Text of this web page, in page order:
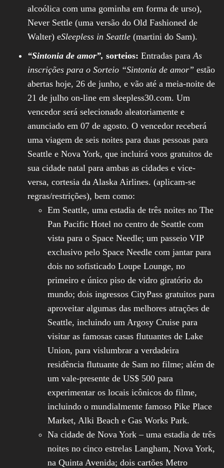
alcoólica com uma gominha em forma de urso),
Never Settle (uma versão do Old Fashioned de
Walter) eSleepless in Seattle (martini do Sam).
“Sintonia de amor”, sorteios: Entradas para As
inscrições para o Sorteio “Sintonia de amor” estão
abertas hoje, 26 de junho, e vão até a meia-noite de
21 de julho on-line em sleepless30.com. Um
vencedor será selecionado aleatoriamente e
anunciado em 07 de agosto. O vencedor receberá
uma viagem de seis noites para duas pessoas para
Seattle e Nova York, que incluirá voos gratuitos de
sua cidade natal para ambas as cidades e vice-
versa, cortesia da Alaska Airlines. (aplicam-se
regras/restrições), bem como:
Em Seattle, uma estadia de três noites no The
Pan Pacific Hotel no centro de Seattle com
vista para o Space Needle; um passeio VIP
exclusivo pelo Space Needle com jantar para
dois no sofisticado Loupe Lounge, no
primeiro e único piso de vidro giratório do
mundo; dois ingressos CityPass gratuitos para
aproveitar algumas das melhores atrações de
Seattle, incluindo um Argosy Cruise para
visitar as famosas casas flutuantes de Lake
Union, para vislumbrar a verdadeira
residência flutuante de Sam no filme; além de
um vale-presente de US$ 500 para
experimentar os locais icônicos do filme,
incluindo o mundialmente famoso Pike Place
Market, Alki Beach e Gas Works Park.
Na cidade de Nova York – uma estadia de três
noites no cinco estrelas Langham, Nova York,
na Quinta Avenida; dois cartões Metro